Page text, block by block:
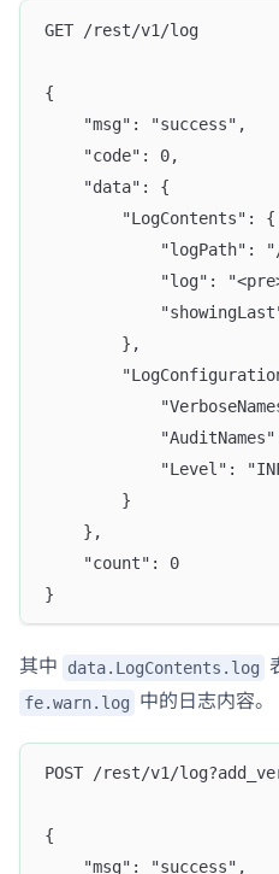
GET /rest/v1/log
{
	"msg": "success",
	"code": 0,
	"data": {
		"LogContents": {
"log":
		},
"Level":
		}
	},
	"count": 0
}
其中 data.LogContents.log
fe.warn.log 中的日志内容。
POST /rest/v1/
{
	"msg": "success",